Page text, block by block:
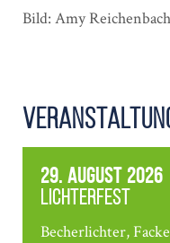
Bild: Amy Reichenbach
29. August 2026
Lichterfest
Becherlichter,